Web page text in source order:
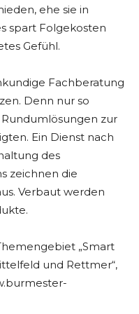
ehe sie in
spart Folgekosten
Gefühl.
Fachberatung
Denn nur so
zur
Ein Dienst nach
des
zeichnen die
Verbaut werden
„Smart
und Rettmer“,